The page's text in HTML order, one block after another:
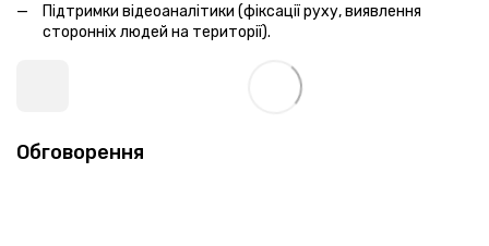
Підтримки відеоаналітики (фіксації руху, виявлення
сторонніх людей на території).
Обговорення